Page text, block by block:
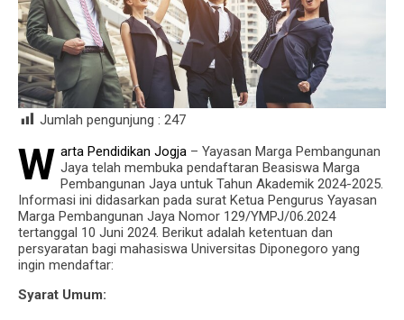
Jumlah pengunjung : 247
W arta Pendidikan Jogja – Yayasan Marga Pembangunan
Jaya telah membuka pendaftaran Beasiswa Marga
Pembangunan Jaya untuk Tahun Akademik 2024-2025.
Informasi ini didasarkan pada surat Ketua Pengurus Yayasan
Marga Pembangunan Jaya Nomor 129/YMPJ/06.2024
tertanggal 10 Juni 2024. Berikut adalah ketentuan dan
persyaratan bagi mahasiswa Universitas Diponegoro yang
ingin mendaftar:
Syarat Umum: